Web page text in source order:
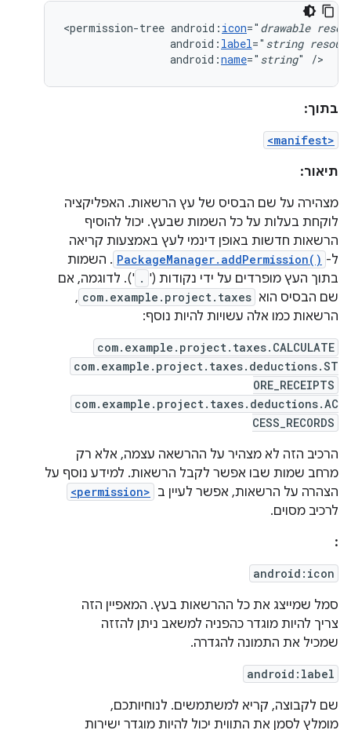
<permission-tree android: icon=" drawable
android: label=" string
android:name=" string" />
בתוך:
<manifest>
תיאור:
מצהירה על שם הבסיס של עץ הרשאות. האפליקציה
לוקחת בעלות על כל השמות שבעץ. יכול להוסיף
הרשאות חדשות באופן דינמי לעץ באמצעות קריאה
ל- PackageManager.addPermission() . השמות
בתוך העץ מופרדים על ידי נקודות (' . '). לדוגמה, אם
שם הבסיס הוא com.example.project.taxes
,
הרשאות כמו אלה עשויות להיות נוסף:
com.example.project.taxes.CALCULATE
com.example.project.taxes.deductions.ST
ORE_RECEIPTS
com.example.project.taxes.deductions.AC
CESS_RECORDS
הרכיב הזה לא מצהיר על ההרשאה עצמה, אלא רק
מרחב שמות שבו אפשר לקבל הרשאות. למידע נוסף על
הצהרה על הרשאות, אפשר לעיין ב <permission>
לרכיב מסוים.
:
android:icon
סמל שמייצג את כל ההרשאות בעץ. המאפיין הזה
צריך להיות מוגדר כהפניה למשאב ניתן להזזה
שמכיל את התמונה להגדרה.
android:label
שם לקבוצה, קריא למשתמשים. לנוחיותכם,
מומלץ לסמן את התווית יכול להיות מוגדר ישירות